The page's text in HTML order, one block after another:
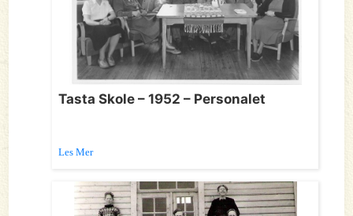
Tasta Skole – 1952 – Personalet
Les Mer